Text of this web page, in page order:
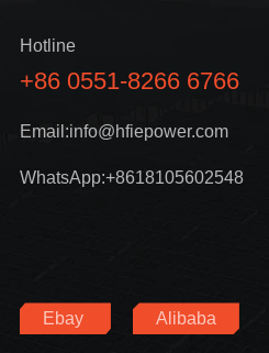
Hotline
+86 0551-8266 6766
Email:info@hfiepower.com
WhatsApp:+8618105602548
Ebay Alibaba